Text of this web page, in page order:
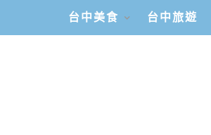
台中美食 台中旅遊